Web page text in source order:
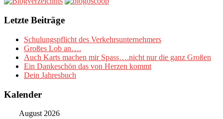
Letzte Beiträge
Schulungspflicht des Verkehrsunternehmers
Großes Lob an….
Auch Karts machen mir Spass….nicht nur die ganz Großen
Ein Dankeschön das von Herzen kommt
Dein Jahresbuch
Kalender
August 2026